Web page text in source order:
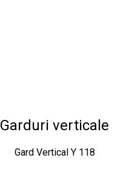
Garduri verticale
Gard Vertical Y 118